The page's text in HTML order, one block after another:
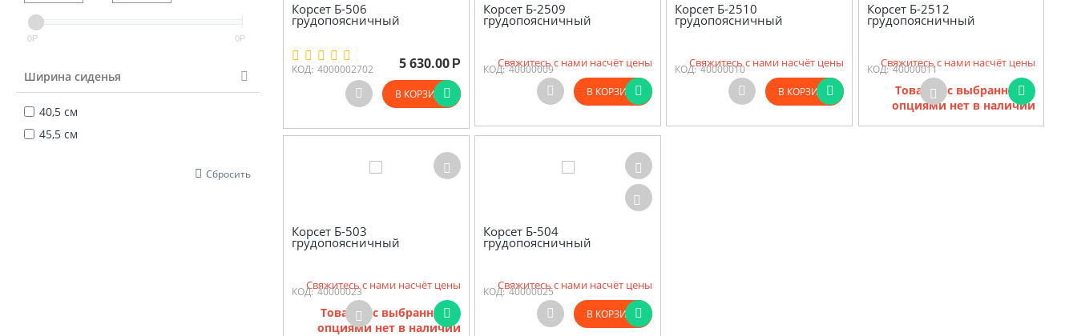
0Р 0Р
Ширина сиденья
40,5 см
45,5 см
Сбросить
Корсет Б-506
грудопоясничный
КОД: 4000002702 5 630.00 Р
В КОРЗИНУ
Корсет Б-2509
грудопоясничный
КОД: 40000009
Свяжитесь с нами насчёт цены
В КОРЗИНУ
Корсет Б-2510
грудопоясничный
КОД: 40000010
Свяжитесь с нами насчёт цены
В КОРЗИНУ
Корсет Б-2512
грудопоясничный
КОД: 40000011
Свяжитесь с нами насчёт цены
Товаров с выбранными
опциями нет в наличии
Корсет Б-503
грудопоясничный
КОД: 40000023
Свяжитесь с нами насчёт цены
Товаров с выбранными
опциями нет в наличии
Корсет Б-504
грудопоясничный
КОД: 40000025
Свяжитесь с нами насчёт цены
В КОРЗИНУ